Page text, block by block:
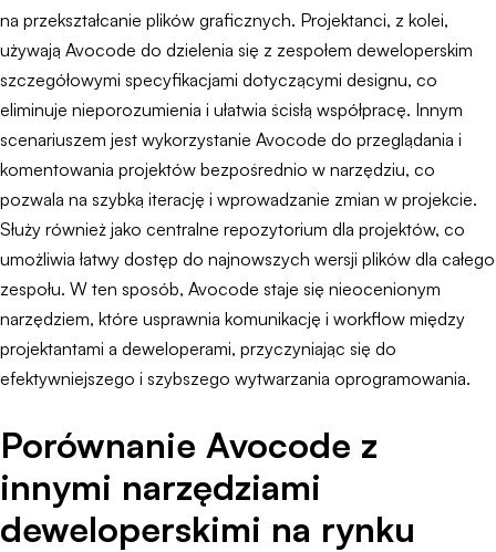
na przekształcanie plików graficznych. Projektanci, z kolei,
używają Avocode do dzielenia się z zespołem deweloperskim
szczegółowymi specyfikacjami dotyczącymi designu, co
eliminuje nieporozumienia i ułatwia ścisłą współpracę. Innym
scenariuszem jest wykorzystanie Avocode do przeglądania i
komentowania projektów bezpośrednio w narzędziu, co
pozwala na szybką iterację i wprowadzanie zmian w projekcie.
Służy również jako centralne repozytorium dla projektów, co
umożliwia łatwy dostęp do najnowszych wersji plików dla całego
zespołu. W ten sposób, Avocode staje się nieocenionym
narzędziem, które usprawnia komunikację i workflow między
projektantami a deweloperami, przyczyniając się do
efektywniejszego i szybszego wytwarzania oprogramowania.
Porównanie Avocode z
innymi narzędziami
deweloperskimi na rynku